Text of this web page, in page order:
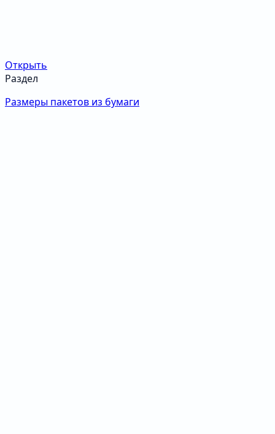
Открыть
Раздел
Размеры пакетов из бумаги